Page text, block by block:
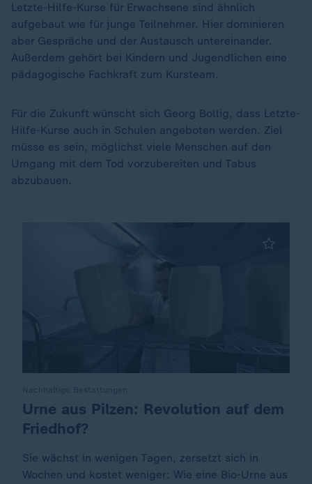
Letzte-Hilfe-Kurse für Erwachsene sind ähnlich
aufgebaut wie für junge Teilnehmer. Hier dominieren
aber Gespräche und der Austausch untereinander.
Außerdem gehört bei Kindern und Jugendlichen eine
pädagogische Fachkraft zum Kursteam.
Für die Zukunft wünscht sich Georg Bollig, dass Letzte-
Hilfe-Kurse auch in Schulen angeboten werden. Ziel
müsse es sein, möglichst viele Menschen auf den
Umgang mit dem Tod vorzubereiten und Tabus
abzubauen.
:Urne aus Pilzen: Revolution auf dem
Friedhof?
Sie wächst in wenigen Tagen, zersetzt sich in
Wochen und kostet weniger: Wie eine Bio-Urne aus